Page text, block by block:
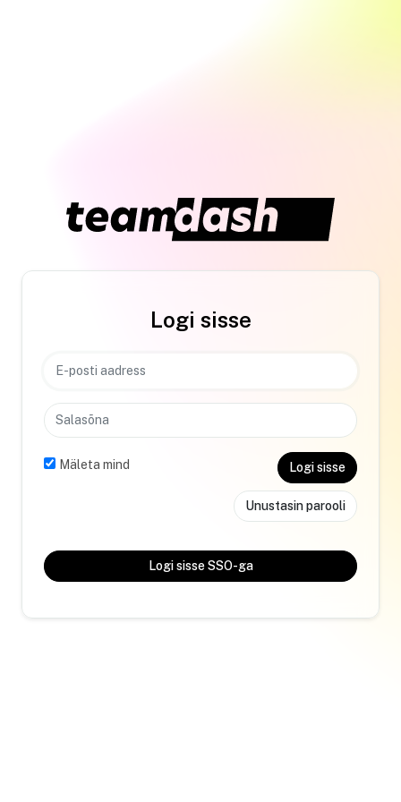
Logi sisse
Mäleta mind Logi sisse
Unustasin parooli
Logi sisse SSO-ga